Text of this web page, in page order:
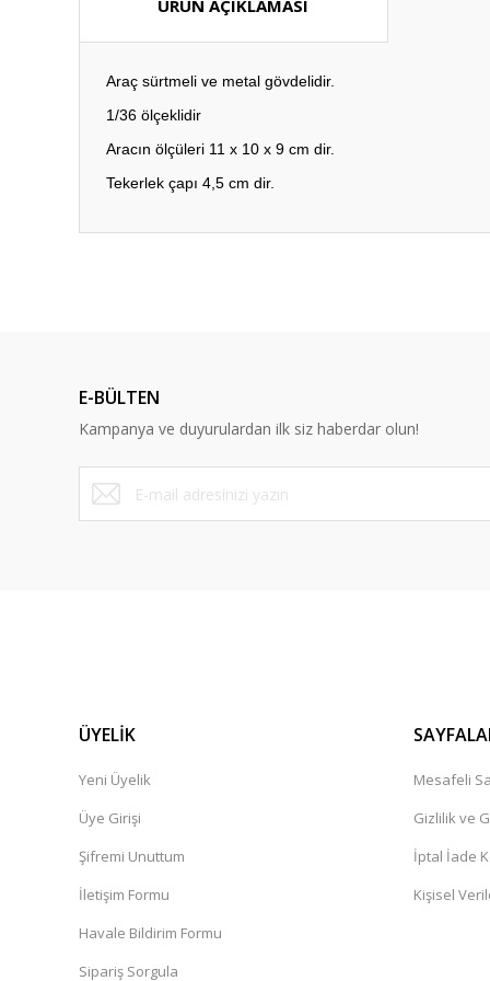
ÜRÜN AÇIKLAMASI
Araç sürtmeli ve metal gövdelidir.
1/36 ölçeklidir
Aracın ölçüleri 11 x 10 x 9 cm dir.
Tekerlek çapı 4,5 cm dir.
Ürün bilgilerinde hatalar bulunuyor.
Ürün fiyatı diğer sitelerden daha pahalı.
Bu ürüne benzer farklı alternatifler olmalı.
E-BÜLTEN
Kampanya ve duyurulardan ilk siz haberdar olun!
ÜYELİK
Yeni Üyelik
Üye Girişi
Şifremi Unuttum
İletişim Formu
Havale Bildirim Formu
Sipariş Sorgula
Mesafeli
Gizlilik ve
İptal İade
Kişisel